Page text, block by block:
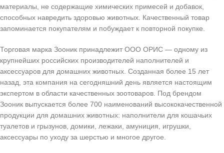
материалы, не содержащие химических примесей и добавок,
способных навредить здоровью животных. Качественный товар
запоминается покупателям и побуждает к повторной покупке.
Торговая марка Зооник принадлежит ООО ОРИС — одному из
крупнейших российских производителей наполнителей и
аксессуаров для домашних животных. Созданная более 15 лет
назад, эта компания на сегодняшний день является настоящим
экспертом в области качественных зоотоваров. Под брендом
Зооник выпускается более 700 наименований высококачественной
продукции для домашних животных: наполнители для кошачьих
туалетов и грызунов, домики, лежаки, амуниция, игрушки,
аксессуары по уходу за шерстью и многое другое.